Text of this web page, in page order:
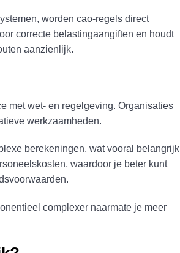
worden cao-regels direct
correcte belastingaangiften en houdt
aanzienlijk.
met wet- en regelgeving. Organisaties
werkzaamheden.
berekeningen, wat vooral belangrijk
waardoor je beter kunt
complexer naarmate je meer